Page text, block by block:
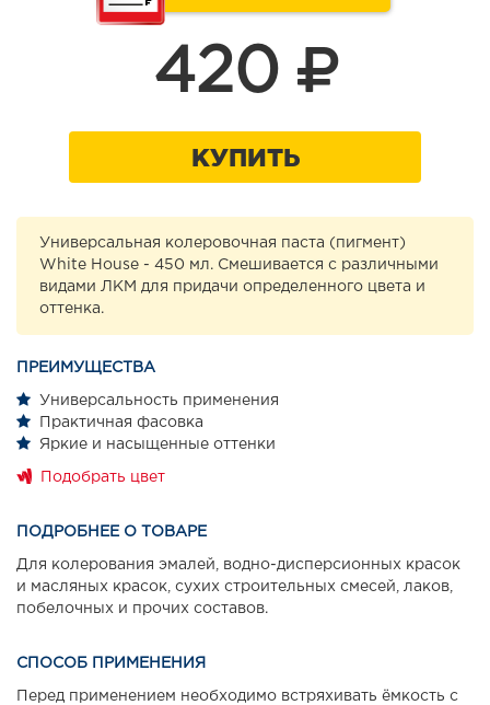
420
КУПИТЬ
Универсальная колеровочная паста (пигмент)
White House - 450 мл. Смешивается с различными
видами ЛКМ для придачи определенного цвета и
оттенка.
ПРЕИМУЩЕСТВА
Универсальность применения
Практичная фасовка
Яркие и насыщенные оттенки
Подобрать цвет
ПОДРОБНЕЕ О ТОВАРЕ
Для колерования эмалей, водно-дисперсионных красок
и масляных красок, сухих строительных смесей, лаков,
побелочных и прочих составов.
СПОСОБ ПРИМЕНЕНИЯ
Перед применением необходимо встряхивать ёмкость с